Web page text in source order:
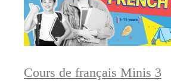
Cours de français Minis 3